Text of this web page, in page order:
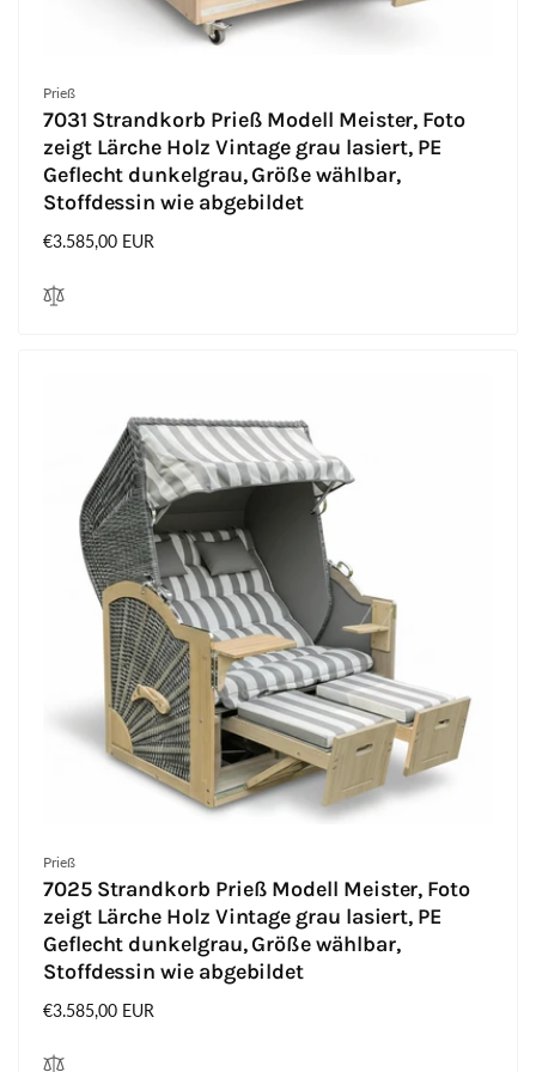
Anbieter:
Prieß
7031 Strandkorb Prieß Modell Meister, Foto
zeigt Lärche Holz Vintage grau lasiert, PE
Geflecht dunkelgrau, Größe wählbar,
Stoffdessin wie abgebildet
Normaler
€3.585,00 EUR
Anbieter:
Prieß
7025 Strandkorb Prieß Modell Meister, Foto
zeigt Lärche Holz Vintage grau lasiert, PE
Geflecht dunkelgrau, Größe wählbar,
Stoffdessin wie abgebildet
Normaler
€3.585,00 EUR